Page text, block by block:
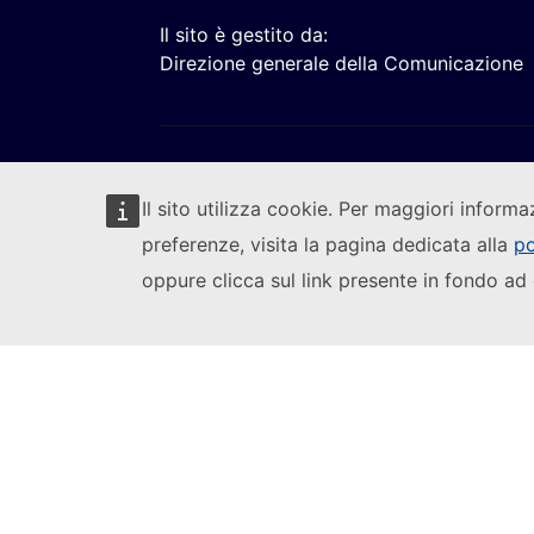
Il sito utilizza cookie. Per maggiori
preferenze, visita la pagina dedicata alla
oppure clicca sul link presente in fondo
Il sito è gestito da:
Direzione generale della Comunicazione
Segui la Commissione europea